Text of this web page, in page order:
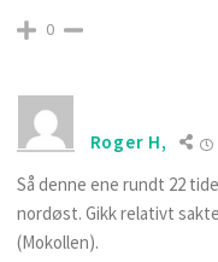
0
Roger H,
Så denne ene rundt 22
nordøst. Gikk relativt
(Mokollen).